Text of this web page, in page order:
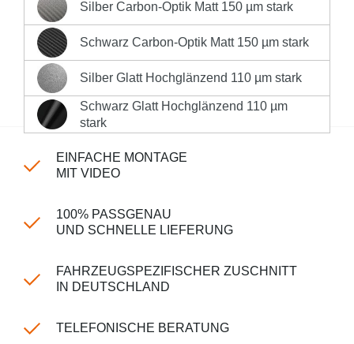
Silber Carbon-Optik Matt 150 µm stark
Silber Carbon-Optik Matt 150 µm stark
Schwarz Carbon-Optik Matt 150 µm stark
Schwarz Carbon-Optik Matt 150 µm stark
Silber Glatt Hochglänzend 110 µm stark
Silber Glatt Hochglänzend 110 µm stark
Schwarz Glatt Hochglänzend 110 µm
stark
Schwarz Glatt Hochglänzend 110 µm stark
Sofort versandfertig, Lieferzeit 1-3 Werktage innerhalb
Deutschlands **
Hinweis:nur für Modelle mit lackiertem Stoßfänger
Produktnummer:LK-CP-150-443
EINFACHE MONTAGE
MIT VIDEO
100% PASSGENAU
UND SCHNELLE LIEFERUNG
FAHRZEUGSPEZIFISCHER ZUSCHNITT
IN DEUTSCHLAND
TELEFONISCHE BERATUNG